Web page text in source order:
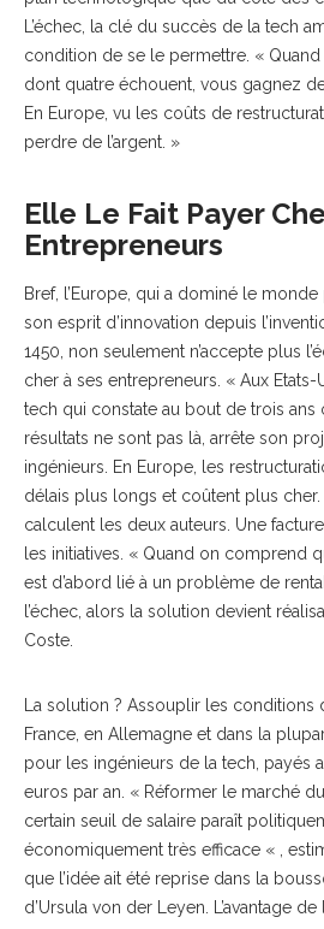
L’échec, la clé du succès de la tech
condition de se le permettre. «
dont quatre échouent, vous gagnez de
En Europe, vu les coûts de
perdre de l’argent. »
Elle Le Fait Payer
Entrepreneurs
Bref, l’Europe, qui a dominé le
son esprit d’innovation depuis
1450, non seulement n’accepte plus
cher à ses entrepreneurs. « Aux
tech qui constate au bout de trois ans
résultats ne sont pas là, arrête son
ingénieurs. En Europe, les
délais plus longs et coûtent plus cher.
calculent les deux auteurs. Une
les initiatives. « Quand on comprend
est d’abord lié à un problème de
l’échec, alors la solution devient
Coste.
La solution ? Assouplir les conditions
France, en Allemagne et dans la
pour les ingénieurs de la tech, payés
euros par an. « Réformer le marché
certain seuil de salaire paraît
économiquement très efficace « ,
que l’idée ait été reprise dans la
d’Ursula von der Leyen. L’avantage